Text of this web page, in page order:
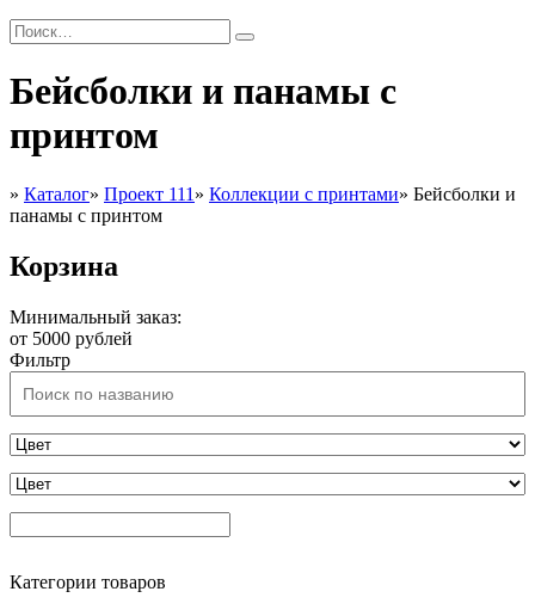
Бейсболки и панамы с
принтом
» Каталог» Проект 111 » Коллекции с принтами» Бейсболки и
панамы с принтом
Корзина
Минимальный заказ:
от 5000 рублей
Фильтр
Категории товаров